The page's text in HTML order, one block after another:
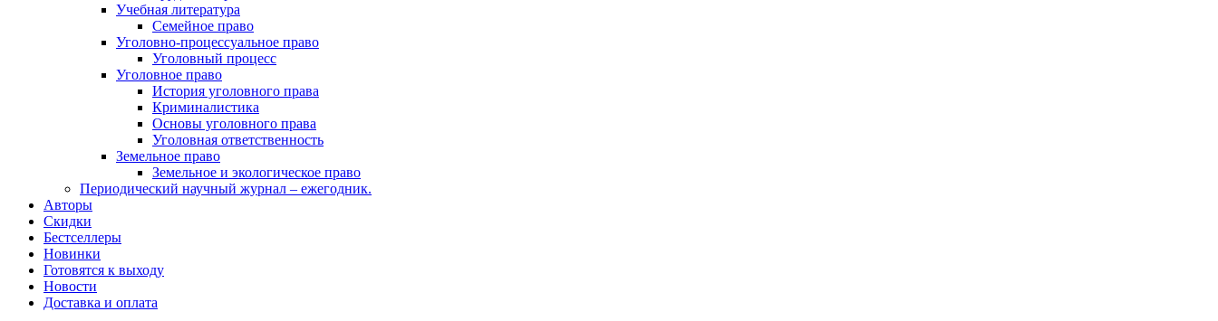
Учебная литература
Семейное право
Уголовно-процессуальное право
Уголовный процесс
Уголовное право
История уголовного права
Криминалистика
Основы уголовного права
Уголовная ответственность
Земельное право
Земельное и экологическое право
Периодический научный журнал – ежегодник.
Авторы
Скидки
Бестселлеры
Новинки
Готовятся к выходу
Новости
Доставка и оплата